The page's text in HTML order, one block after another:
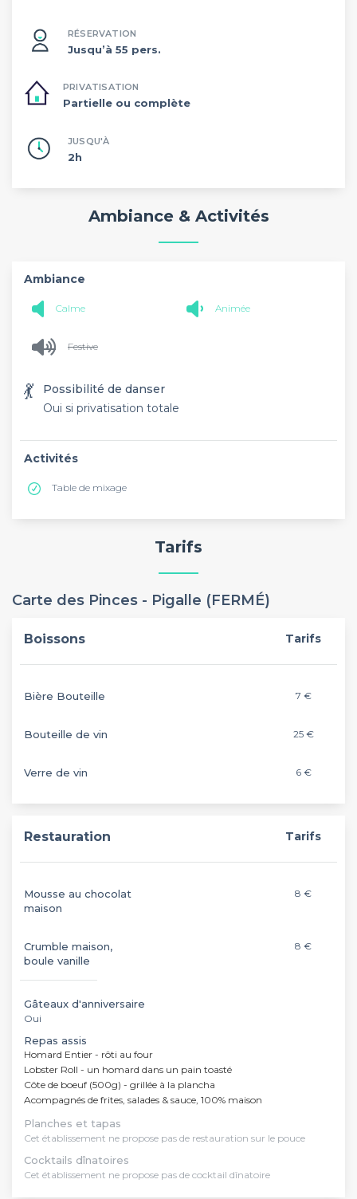
RÉSERVATION
Jusqu’à 55 pers.
PRIVATISATION
Partielle ou complète
JUSQU'À
2h
Ambiance & Activités
Ambiance
Calme Animée
Festive
💃
Possibilité de danser
Oui si privatisation totale
Activités
Table de mixage
Tarifs
Carte des Pinces - Pigalle (FERMÉ)
Boissons Tarifs
Bière Bouteille 7 €
Bouteille de vin 25 €
Verre de vin 6 €
Restauration Tarifs
Mousse au chocolat
maison
8 €
Crumble maison,
boule vanille
8 €
Gâteaux d'anniversaire
Oui
Repas assis
Homard Entier - rôti au four
Lobster Roll - un homard dans un pain toasté
Côte de boeuf (500g) - grillée à la plancha
Acompagnés de frites, salades & sauce, 100% maison
Planches et tapas
Cet établissement ne propose pas de restauration sur le pouce
Cocktails dînatoires
Cet établissement ne propose pas de cocktail dînatoire